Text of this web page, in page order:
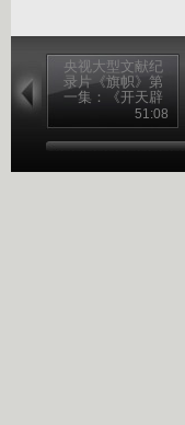
央视大型文献纪
录片《旗帜》第
一集：《开天辟
51:08